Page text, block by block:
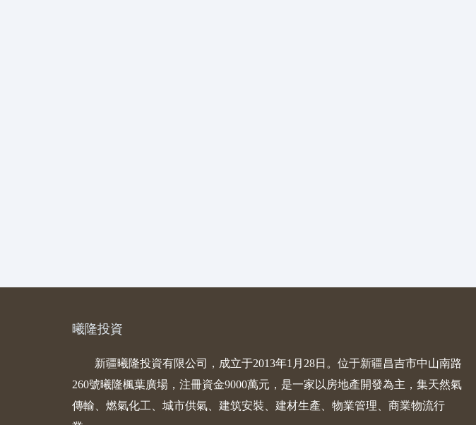
曦隆投資
新疆曦隆投資有限公司，成立于2013年1月28日。位于新疆昌吉市中山南路
260號曦隆楓葉廣場，注冊資金9000萬元，是一家以房地產開發為主，集天然氣
傳輸、燃氣化工、城市供氣、建筑安裝、建材生產、物業管理、商業物流行